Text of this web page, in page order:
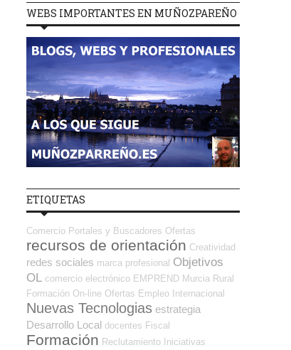
WEBS IMPORTANTES EN MUÑOZPAREÑO
ETIQUETAS
Comercio Portales y Buscadores Ofertas
recursos de orientación Creatividad
redes sociales marca profesional Objetivos
OL comercio electrónico EMPREND Murcia Rural
Formación On-line Ofertas Empleo Internacional
Nuevas Tecnologias estrategia
Desarrollo Local docentes Fiscal
Formación Reclutamiento Iniciativas